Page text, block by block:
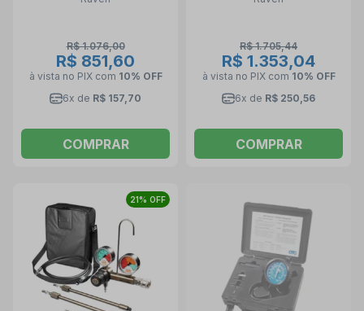
R$ 1.076,00
R$ 851,60
à vista no PIX com 10% OFF
6x de R$ 157,70
COMPRAR
R$ 1.705,44
R$ 1.353,04
à vista no PIX com 10% OFF
6x de R$ 250,56
COMPRAR
21% OFF